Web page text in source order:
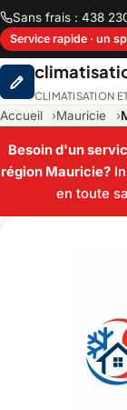
Sans frais : 438
Service rapide · un
CLIMATISATION
Accueil Mauricie
Besoin d'un
région Mauricie?
en toute